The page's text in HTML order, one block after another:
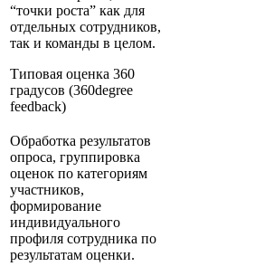
“точки роста” как для
отдельных сотрудников,
так и команды в целом.
Типовая оценка 360
градусов (360degree
feedback)
Обработка результатов
опроса, группировка
оценок по категориям
участников,
формирование
индивидуального
профиля сотрудника по
результатам оценки.